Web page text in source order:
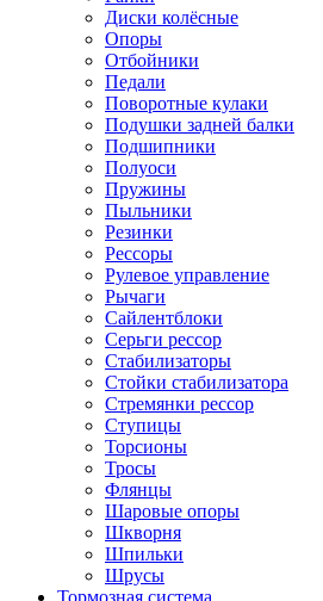
Диски колёсные
Опоры
Отбойники
Педали
Поворотные кулаки
Подушки задней балки
Подшипники
Полуоси
Пружины
Пыльники
Резинки
Рессоры
Рулевое управление
Рычаги
Сайлентблоки
Серьги рессор
Стабилизаторы
Стойки стабилизатора
Стремянки рессор
Ступицы
Торсионы
Тросы
Флянцы
Шаровые опоры
Шкворня
Шпильки
Шрусы